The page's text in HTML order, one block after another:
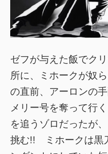
ゼフが与えた飯でク
所に、ミホークが奴
の直前、アーロンの
メリー号を奪って行
を追うゾロだったが
挑む!! ミホークは黒